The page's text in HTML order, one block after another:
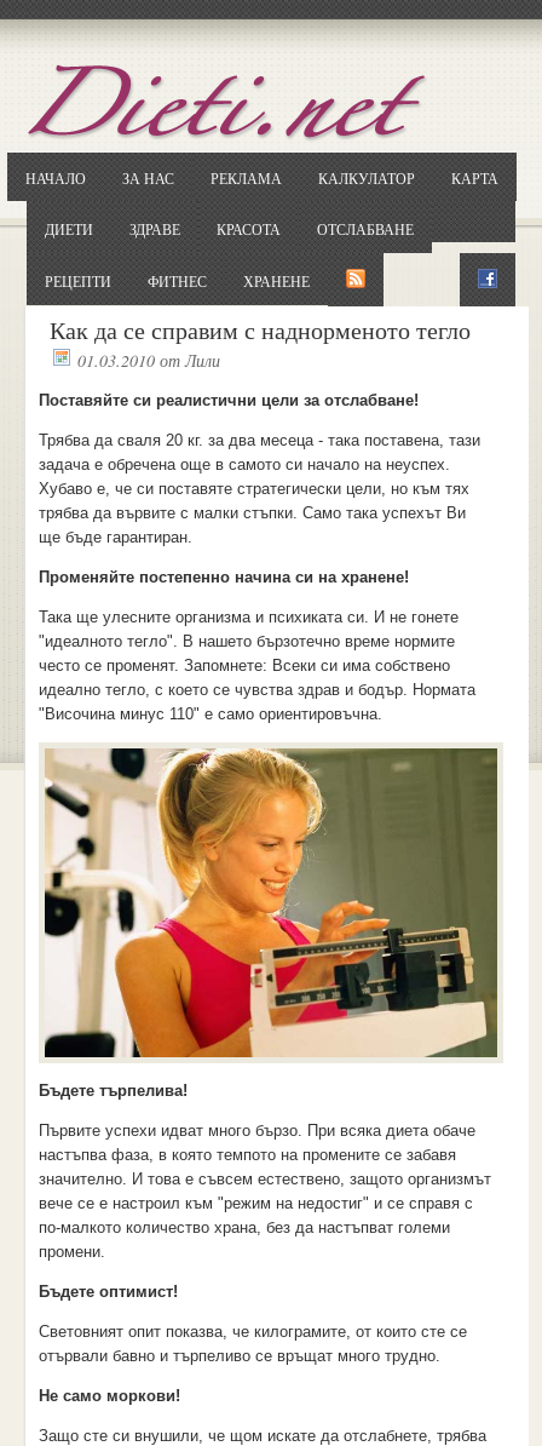
НАЧАЛО ЗА НАС РЕКЛАМА КАЛКУЛАТОР КАРТА
ДИЕТИ ЗДРАВЕ КРАСОТА ОТСЛАБВАНЕ
РЕЦЕПТИ ФИТНЕС ХРАНЕНЕ
Как да се справим с наднорменото тегло
01.03.2010 отЛили
Поставяйте си реалистични цели за отслабване!
Трябва да сваля 20 кг. за два месеца - така поставена, тази
задача е обречена още в самото си начало на неуспех.
Хубаво е, че си поставяте стратегически цели, но към тях
трябва да вървите с малки стъпки. Само така успехът Ви
ще бъде гарантиран.
Променяйте постепенно начина си на хранене!
Така ще улесните организма и психиката си. И не гонете
"идеалното тегло". В нашето бързотечно време нормите
често се променят. Запомнете: Всеки си има собствено
идеално тегло, с което се чувства здрав и бодър. Нормата
"Височина минус 110" е само ориентировъчна.
Бъдете търпелива!
Първите успехи идват много бързо. При всяка диета обаче
настъпва фаза, в която темпото на промените се забавя
значително. И това е съвсем естествено, защото организмът
вече се е настроил към "режим на недостиг" и се справя с
по-малкото количество храна, без да настъпват големи
промени.
Бъдете оптимист!
Световният опит показва, че килограмите, от които сте се
отървали бавно и търпеливо се връщат много трудно.
Не само моркови!
Защо сте си внушили, че щом искате да отслабнете, трябва
ОтворетеGoogle.bg
Потърсете "Cloxy"
Кликнете на първия резултат
... и я въведете в полето: